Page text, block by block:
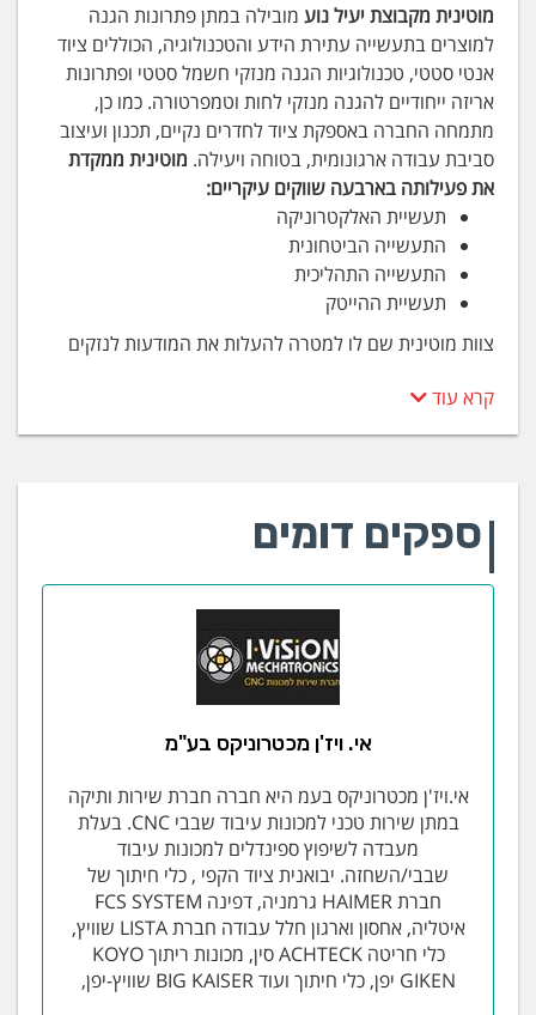
מוטינית מקבוצת יעיל נוע מובילה במתן פתרונות הגנה
למוצרים בתעשייה עתירת הידע והטכנולוגיה, הכוללים ציוד
אנטי סטטי, טכנולוגיות הגנה מנזקי חשמל סטטי ופתרונות
אריזה ייחודיים להגנה מנזקי לחות וטמפרטורה. כמו כן,
מתמחה החברה באספקת ציוד לחדרים נקיים, תכנון ועיצוב
סביבת עבודה ארגונומית, בטוחה ויעילה. מוטינית ממקדת
את פעילותה בארבעה שווקים עיקריים:
תעשיית האלקטרוניקה
התעשייה הביטחונית
התעשייה התהליכית
תעשיית ההייטק
צוות מוטינית שם לו למטרה להעלות את המודעות לנזקים
תוך שימת דגש על מקצועיות, איכות השירות, איכות המוצרים
וחדשנות. הניסיון והידע הרב, מאפשרים לנו ליצור סביבת
גאים להיות שותפים לקידום מעמדה של תעשיית ההי טק
הישראלית בעולם. החברה מוסמכת ISO 9001:2008
ייעוץ והכשרת ESD
מוטינית טכנולוגיות מקבוצת יעיל נוע, המתמחה במתן
פתרונות הגנה מחשמל סטטי ואספקת ציוד אנטי סטטי,
חשמל סטטי. בנוסף לאספקת ושיווק מוצרים טכניים
המסייעים במניעה ומדידת פריקה אלקטרו סטטית ויצירת
סביבת עבודה בטוחה, משתפת מוטינית את קהל לקוחותיה
בידע הרב ובנסיון שנצבר בתחום זה במשך 25 שנות
פעילותה. סל השירותים המיוחדים של החברה, כולל שירותי
ייעוץ והדרכה לאיתור ובקרת מפגעי חשמל סטטי
להגברת ואספקת הידע והאמצעים למניעתם.מגוון שירותי
ההדרכה כוללים
ביצוע סיקור מקצועי (Audit) בנושא בקרת ESD, על
קרא עוד
ספקים דומים
אי. ויז'ן מכטרוניקס בע"מ
אי.ויז'ן מכטרוניקס בעמ היא חברה חברת שירות ותיקה
במתן שירות טכני למכונות עיבוד שבבי CNC. בעלת
מעבדה לשיפוץ ספינדלים למכונות עיבוד
שבבי/השחזה. יבואנית ציוד הקפי , כלי חיתוך של
חברת HAIMER גרמניה, דפינה FCS SYSTEM
איטליה, אחסון וארגון חלל עבודה חברת LISTA שוויץ,
כלי חריטה ACHTECK סין, מכונות ריתוך KOYO
GIKEN יפן, כלי חיתוך ועוד BIG KAISER שוויץ-יפן,